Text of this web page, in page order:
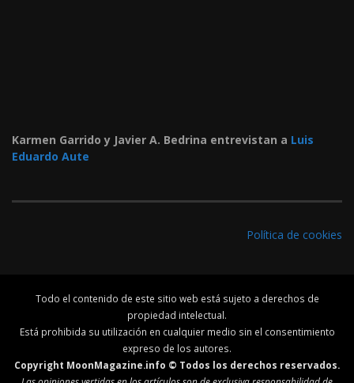
Karmen Garrido y Javier A. Bedrina entrevistan a Luis
Eduardo Aute
Política de cookies
Todo el contenido de este sitio web está sujeto a derechos de
propiedad intelectual.
Está prohibida su utilización en cualquier medio sin el consentimiento
expreso de los autores.
Copyright MoonMagazine.info © Todos los derechos reservados.